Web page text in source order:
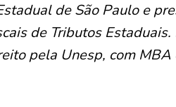
de São Paulo e
de Tributos
pela Unesp, com MBA